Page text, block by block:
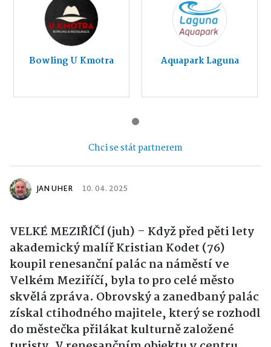
Bowling U Kmotra Aquapark Laguna
Chci se stát partnerem
JAN UHER 10. 04. 2025
VELKÉ MEZIŘÍČÍ (juh) – Když před pěti lety
akademický malíř Kristian Kodet (76)
koupil renesanční palác na náměstí ve
Velkém Meziříčí, byla to pro celé město
skvělá zpráva. Obrovský a zanedbaný palác
získal ctihodného majitele, který se rozhodl
do městečka přilákat kulturně založené